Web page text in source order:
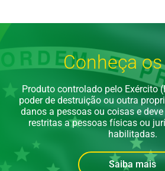
Conheça os
Produto controlado pelo Exército
poder de destruição ou outra
danos a pessoas ou coisas e
restritas a pessoas físicas ou
habilitadas.
Saiba mais